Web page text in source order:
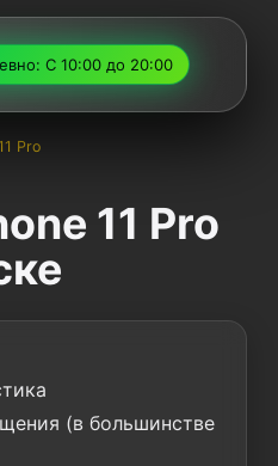
С 10:00 до 20:00
Pro
11 Pro
(в большинстве